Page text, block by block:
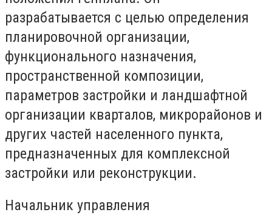
разрабатывается с целью определения
планировочной организации,
функционального назначения,
пространственной композиции,
параметров застройки и ландшафтной
организации кварталов, микрорайонов и
других частей населенного пункта,
предназначенных для комплексной
застройки или реконструкции.
Начальник управления